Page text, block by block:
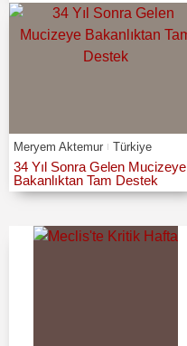
Meryem Aktemur Türkiye
34 Yıl Sonra Gelen Mucizeye
Bakanlıktan Tam Destek